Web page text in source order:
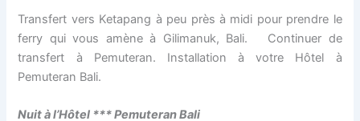
Transfert vers Ketapang à peu près à midi pour prendre le
ferry qui vous amène à Gilimanuk, Bali. Continuer de
transfert à Pemuteran. Installation à votre Hôtel à
Pemuteran Bali.
Nuit à l’Hôtel *** Pemuteran Bali